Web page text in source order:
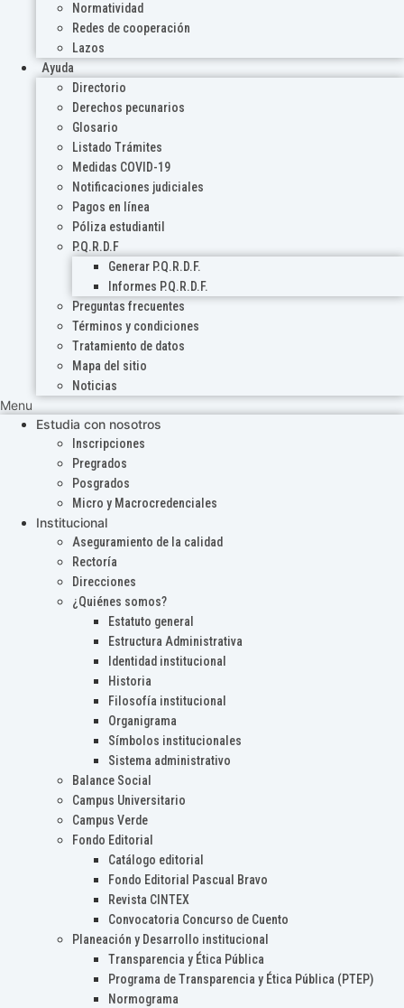
Normatividad
Redes de cooperación
Lazos
Ayuda
Directorio
Derechos pecunarios
Glosario
Listado Trámites
Medidas COVID-19
Notificaciones judiciales
Pagos en línea
Póliza estudiantil
P.Q.R.D.F
Generar P.Q.R.D.F.
Informes P.Q.R.D.F.
Preguntas frecuentes
Términos y condiciones
Tratamiento de datos
Mapa del sitio
Noticias
Menu
Estudia con nosotros
Inscripciones
Pregrados
Posgrados
Micro y Macrocredenciales
Institucional
Aseguramiento de la calidad
Rectoría
Direcciones
¿Quiénes somos?
Estatuto general
Estructura Administrativa
Identidad institucional
Historia
Filosofía institucional
Organigrama
Símbolos institucionales
Sistema administrativo
Balance Social
Campus Universitario
Campus Verde
Fondo Editorial
Catálogo editorial
Fondo Editorial Pascual Bravo
Revista CINTEX
Convocatoria Concurso de Cuento
Planeación y Desarrollo institucional
Transparencia y Ética Pública
Programa de Transparencia y Ética Pública (PTEP)
Normograma